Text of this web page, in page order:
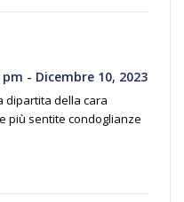
- Dicembre 10, 2023
dipartita della cara
più sentite condoglianze